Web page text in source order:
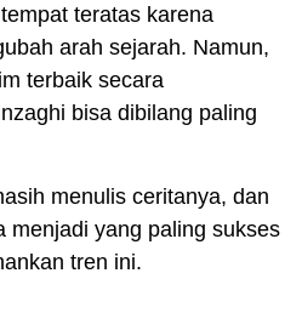
teratas karena
arah sejarah. Namun,
terbaik secara
bisa dibilang paling
menulis ceritanya, dan
menjadi yang paling sukses
tren ini.